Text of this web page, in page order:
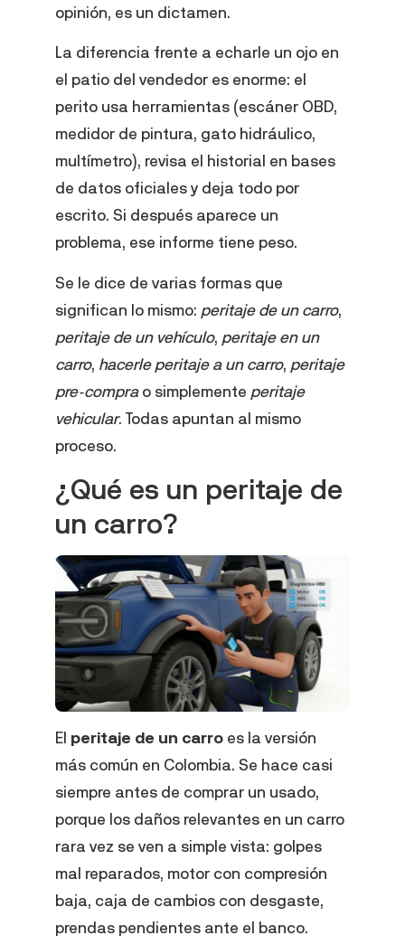
opinión, es un dictamen.
La diferencia frente a echarle un ojo en
el patio del vendedor es enorme: el
perito usa herramientas (escáner OBD,
medidor de pintura, gato hidráulico,
multímetro), revisa el historial en bases
de datos oficiales y deja todo por
escrito. Si después aparece un
problema, ese informe tiene peso.
Se le dice de varias formas que
significan lo mismo: peritaje de un carro,
peritaje de un vehículo, peritaje en un
carro, hacerle peritaje a un carro, peritaje
pre-comprao simplemente peritaje
vehicular. Todas apuntan al mismo
proceso.
¿Qué es un peritaje de
un carro?
El peritaje de un carro es la versión
más común en Colombia. Se hace casi
siempre antes de comprar un usado,
porque los daños relevantes en un carro
rara vez se ven a simple vista: golpes
mal reparados, motor con compresión
baja, caja de cambios con desgaste,
prendas pendientes ante el banco.